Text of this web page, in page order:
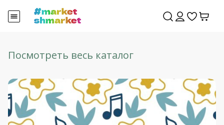
Посмотреть весь каталог